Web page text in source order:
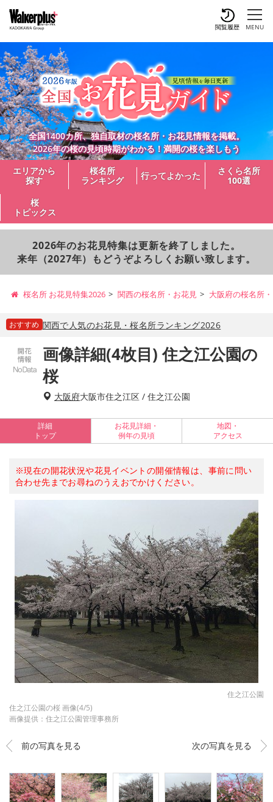
MENU
閲覧履歴
全国1400カ所、独自取材の桜名所・お花見情報を掲載。
2026年の桜の見頃時期がわかる！満開の桜を楽しもう
エリアから
探す
桜名所
ランキング
行ってよかった
さくら名所
100選
桜
トピックス
2026年のお花見特集は更新を終了しました。
来年（2027年）もどうぞよろしくお願い致します。
桜名所 お花見特集2026 関西の桜名所・お花見 大阪府の桜名所
おすすめ 関西で人気のお花見・桜名所ランキング2026
画像詳細(4枚目) 住之江公園の
桜
大阪府大阪市住之江区 / 住之江公園
詳細
トップ
お花見詳細・
例年の見頃
地図・
アクセス
※現在の開花状況や花見イベントの開催情報は、事前に問い
合わせ先までお尋ねのうえおでかけください。
住之江公園
住之江公園の桜 画像(4/5)
画像提供：住之江公園管理事務所
前の写真を見る 次の写真を見る